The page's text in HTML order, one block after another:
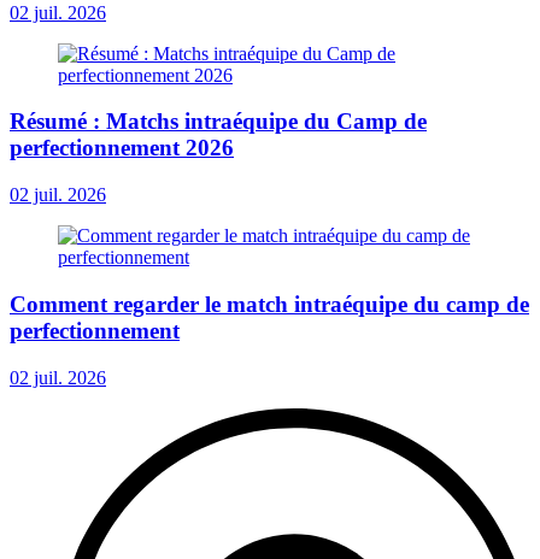
02 juil. 2026
Résumé : Matchs intraéquipe du Camp de
perfectionnement 2026
02 juil. 2026
Comment regarder le match intraéquipe du camp de
perfectionnement
02 juil. 2026